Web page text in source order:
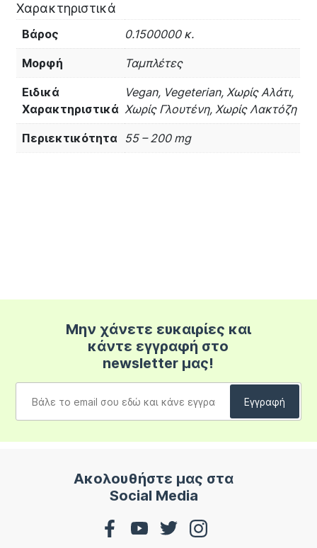
Χαρακτηριστικά
Βάρος 0.1500000 κ.
Μορφή Ταμπλέτες
Ειδικά
Χαρακτηριστικά
Vegan, Vegeterian, Χωρίς Αλάτι,
Χωρίς Γλουτένη, Χωρίς Λακτόζη
Περιεκτικότητα 55 – 200 mg
Μην χάνετε ευκαιρίες και
κάντε εγγραφή στο
newsletter μας!
Ακολουθήστε μας στα
Social Media